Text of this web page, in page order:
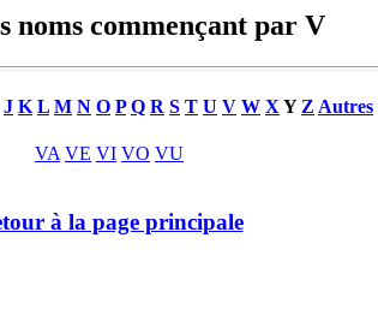
noms commençant par V
J K L M N O P Q R S T U V W X Y Z Autres
VA VE VI VO VU
à la page principale